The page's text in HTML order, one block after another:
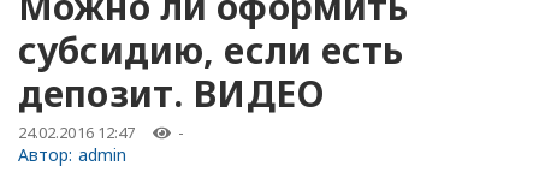
субсидию, если есть
депозит. ВИДЕО
24.02.2016 12:47 -
Автор: admin